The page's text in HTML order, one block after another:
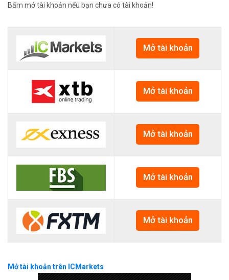
Bấm mở tài khoản nếu bạn chưa có tài khoản!
Mở tài khoản
Mở tài khoản
Mở tài khoản
Mở tài khoản
Mở tài khoản
Mở tài khoản trên ICMarkets